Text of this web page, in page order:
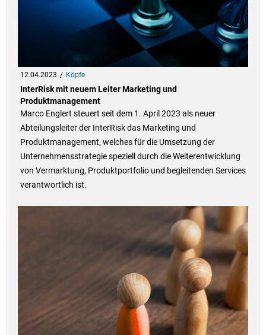
12.04.2023 Köpfe
InterRisk mit neuem Leiter Marketing und
Produktmanagement
Marco Englert steuert seit dem 1. April 2023 als neuer
Abteilungsleiter der InterRisk das Marketing und
Produktmanagement, welches für die Umsetzung der
Unternehmensstrategie speziell durch die Weiterentwicklung
von Vermarktung, Produktportfolio und begleitenden Services
verantwortlich ist.